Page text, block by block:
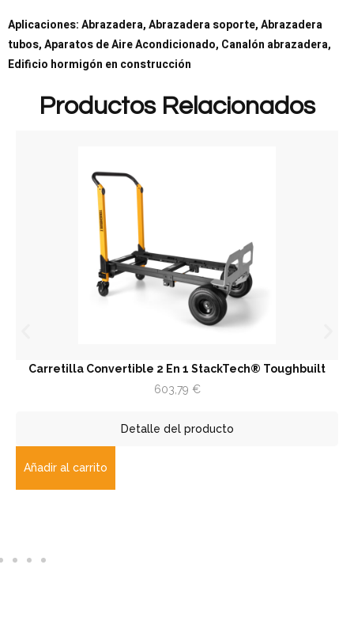
Aplicaciones: Abrazadera, Abrazadera soporte, Abrazadera
tubos, Aparatos de Aire Acondicionado, Canalón abrazadera,
Edificio hormigón en construcción
Productos Relacionados
Carretilla Convertible 2 En 1 StackTech® Toughbuilt
603,79 €
Detalle del producto
Añadir al carrito